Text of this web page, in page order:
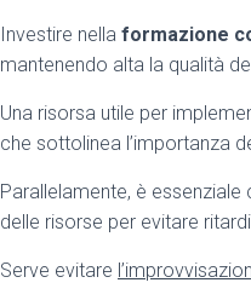
Investire nella formazione
mantenendo alta la qualità
Una risorsa utile per
che sottolinea l’importanza
Parallelamente, è essenziale
delle risorse per evitare
Serve evitare